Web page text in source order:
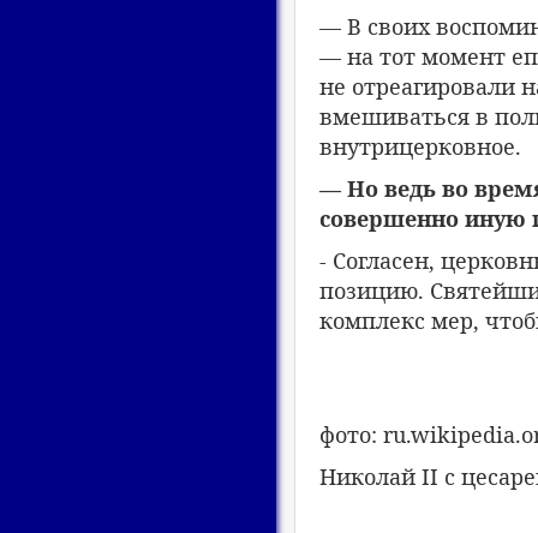
— В своих
— на тот момент
не отреагировали
вмешиваться в
внутрицерковное.
— Но ведь во
совершенно иную
- Согласен,
позицию.
комплекс мер,
фото:
Николай II с